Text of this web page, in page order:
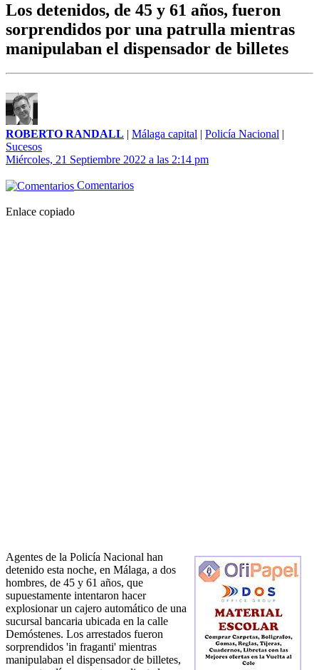
Los detenidos, de 45 y 61 años, fueron
sorprendidos por una patrulla mientras
manipulaban el dispensador de billetes
ROBERTO RANDALL | Málaga capital | Policía Nacional |
Sucesos
Miércoles, 21 Septiembre 2022 a las 2:14 pm
Comentarios
Enlace copiado
Agentes de la Policía Nacional han
detenido esta noche, en Málaga, a dos
hombres, de 45 y 61 años, que
supuestamente intentaron hacer
explosionar un cajero automático de una
sucursal bancaria ubicada en la calle
Demóstenes. Los arrestados fueron
sorprendidos 'in fraganti' mientras
manipulaban el dispensador de billetes,